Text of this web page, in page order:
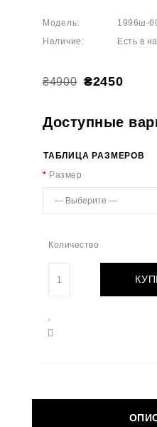
Модель:
1996ш-
Наличие:
Есть в
₴4900 ₴2450
Доступные
ТАБЛИЦА РАЗМЕРОВ
Размер
Количество